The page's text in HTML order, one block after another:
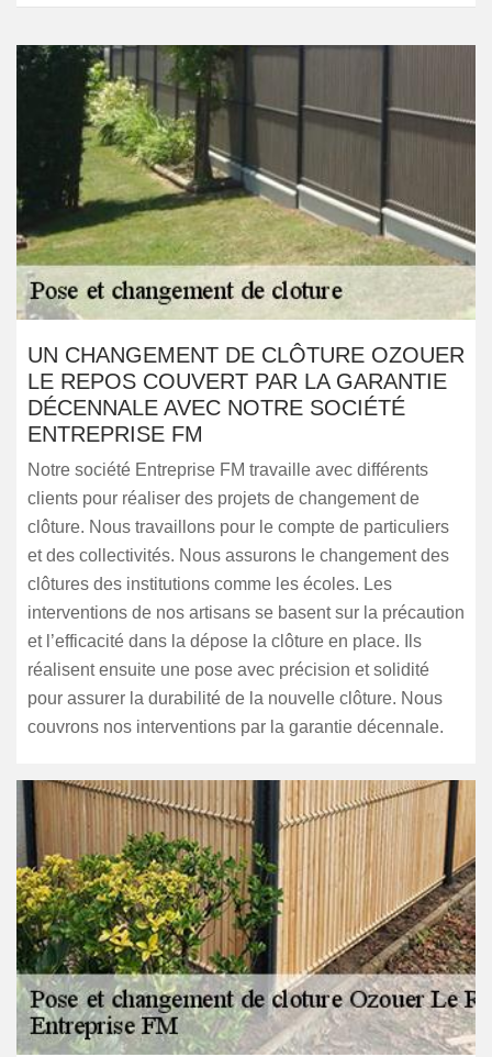
UN CHANGEMENT DE CLÔTURE OZOUER
LE REPOS COUVERT PAR LA GARANTIE
DÉCENNALE AVEC NOTRE SOCIÉTÉ
ENTREPRISE FM
Notre société Entreprise FM travaille avec différents
clients pour réaliser des projets de changement de
clôture. Nous travaillons pour le compte de particuliers
et des collectivités. Nous assurons le changement des
clôtures des institutions comme les écoles. Les
interventions de nos artisans se basent sur la précaution
et l’efficacité dans la dépose la clôture en place. Ils
réalisent ensuite une pose avec précision et solidité
pour assurer la durabilité de la nouvelle clôture. Nous
couvrons nos interventions par la garantie décennale.